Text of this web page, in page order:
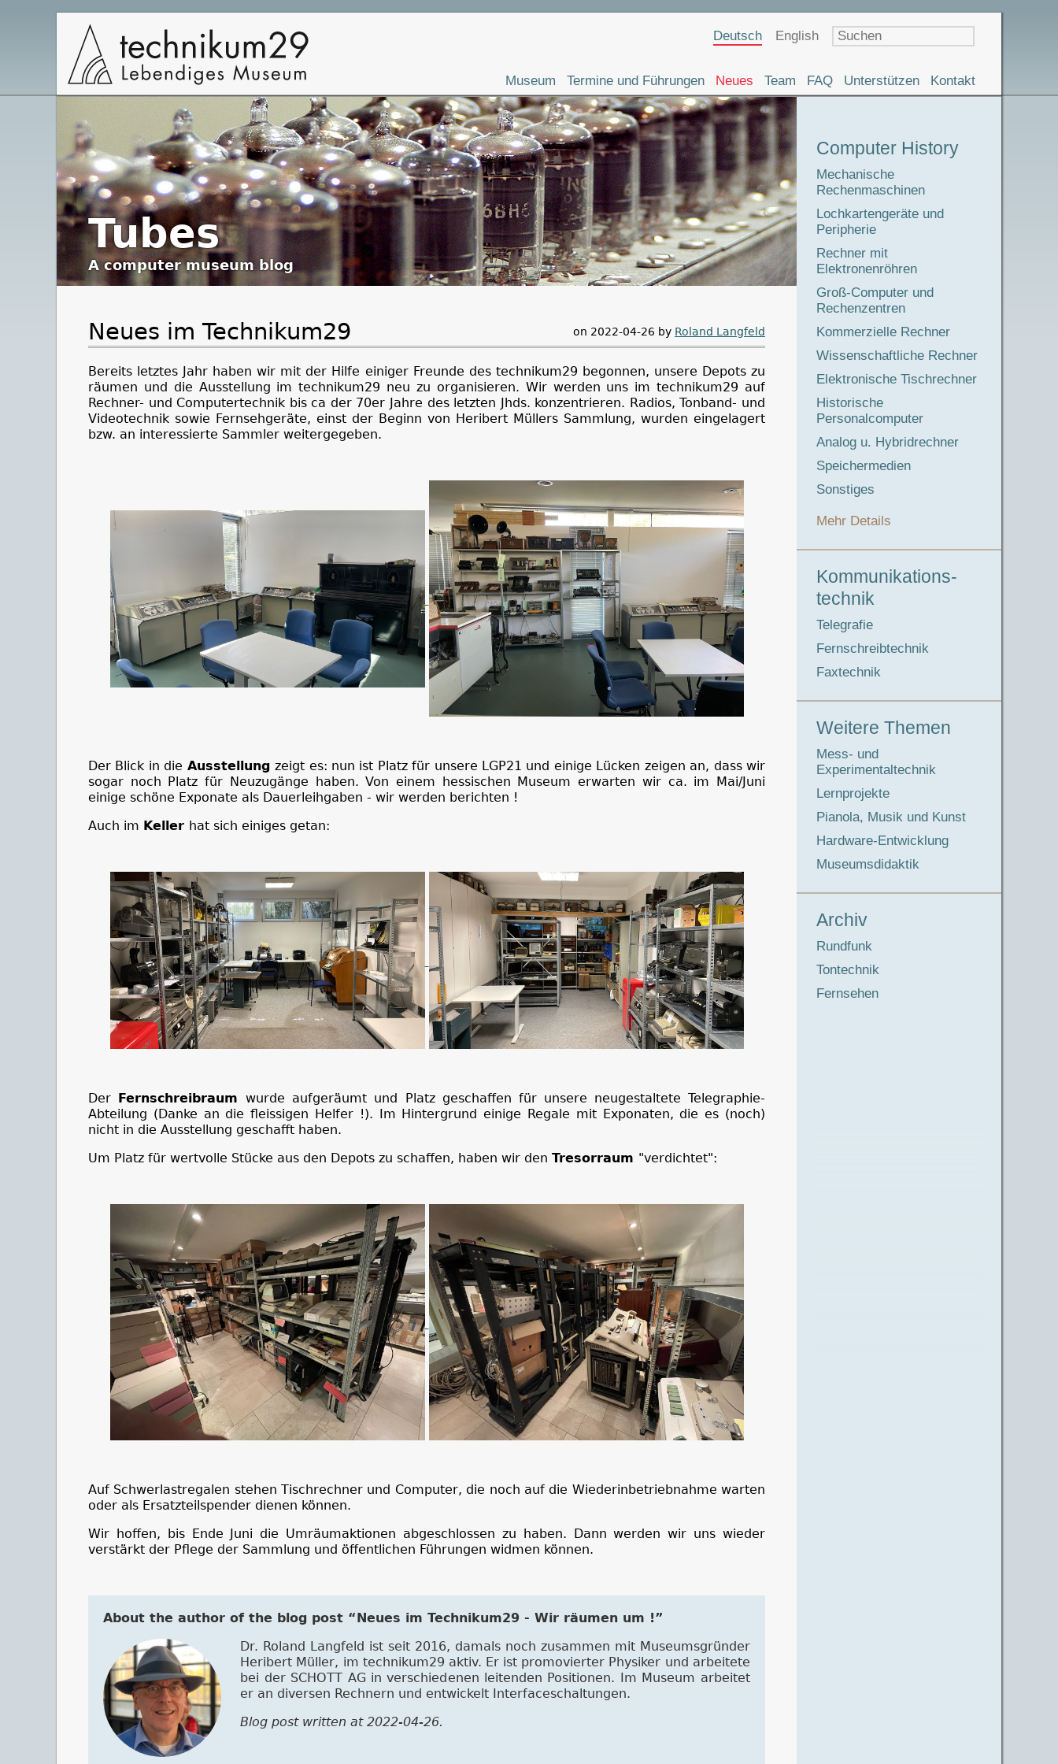
Tubes
Acomputer museumblog
Neues im Technikum29 on 2022-04-26 by Roland Langfeld
Bereits letztes Jahr haben wir mit der Hilfe einiger Freunde des technikum29 begonnen, unsere Depots zu
räumen und die Ausstellung im technikum29 neu zu organisieren. Wir werden uns im technikum29 auf
Rechner- und Computertechnik bis ca der 70er Jahre des letzten Jhds. konzentrieren. Radios, Tonband- und
Videotechnik sowie Fernsehgeräte, einst der Beginn von Heribert Müllers Sammlung, wurden eingelagert
bzw. an interessierte Sammler weitergegeben.
Der Blick in die Ausstellungzeigt es: nun ist Platz für unsere LGP21 und einige Lücken zeigen an, dass wir
sogar noch Platz für Neuzugänge haben. Von einem hessischen Museum erwarten wir ca. im Mai/Juni
einige schöne Exponate als Dauerleihgaben - wir werden berichten !
Auch im Keller hat sich einiges getan:
Der Fernschreibraumwurde aufgeräumt und Platz geschaffen für unsere neugestaltete Telegraphie-
Abteilung (Danke an die fleissigen Helfer !). Im Hintergrund einige Regale mit Exponaten, die es (noch)
nicht in die Ausstellung geschafft haben.
Um Platz für wertvolle Stücke aus den Depots zu schaffen, haben wir den Tresorraum "verdichtet":
Auf Schwerlastregalen stehen Tischrechner und Computer, die noch auf die Wiederinbetriebnahme warten
oder als Ersatzteilspender dienen können.
Wir hoffen, bis Ende Juni die Umräumaktionen abgeschlossen zu haben. Dann werden wir uns wieder
verstärkt der Pflege der Sammlung und öffentlichen Führungen widmen können.
About the author of the blog post “Neues im Technikum29 - Wir räumen um !”
Dr. Roland Langfeld ist seit 2016, damals noch zusammen mit Museumsgründer
Heribert Müller, im technikum29 aktiv. Er ist promovierter Physiker und arbeitete
bei der SCHOTT AG in verschiedenen leitenden Positionen. Im Museum arbeitet
er an diversen Rechnern und entwickelt Interfaceschaltungen.
Blog post written at 2022-04-26.
Computer History
Mechanische
Rechenmaschinen
Lochkartengeräte und
Peripherie
Rechner mit
Elektronenröhren
Groß-Computer und
Rechenzentren
Kommerzielle Rechner
Wissenschaftliche Rechner
Elektronische Tischrechner
Historische
Personalcomputer
Analog u. Hybridrechner
Speichermedien
Sonstiges
Mehr Details
Kommunikations-
technik
Telegrafie
Fernschreibtechnik
Faxtechnik
Weitere Themen
Mess- und
Experimentaltechnik
Lernprojekte
Pianola, Musik und Kunst
Hardware-Entwicklung
Museumsdidaktik
Archiv
Rundfunk
Tontechnik
Fernsehen
Hauptnavigation
Museum Termine und Führungen Neues Team FAQ Unterstützen Kontakt
Sprachauswahl
Deutsch English